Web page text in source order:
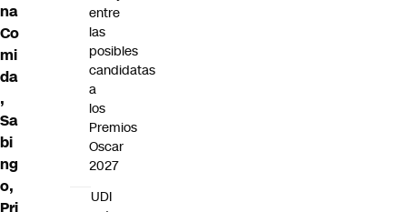
na
Co
mi
da
,
Sa
bi
ng
o,
Pri
entre
las
posibles
candidatas
a
los
Premios
Oscar
2027
UDI